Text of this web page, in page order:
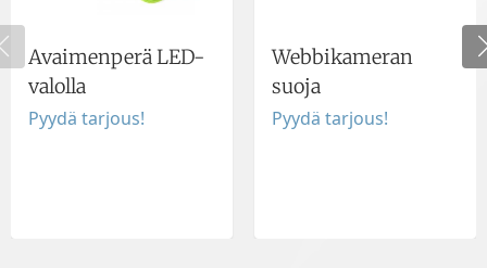
Avaimenperä LED-
valolla
Pyydä tarjous!
Webbikameran
suoja
Pyydä tarjous!